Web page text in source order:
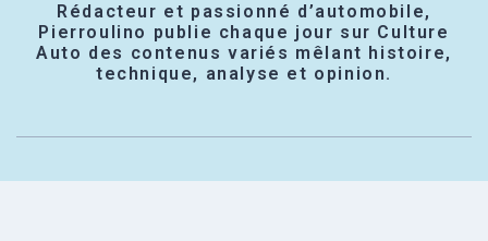
Rédacteur et passionné d’automobile,
Pierroulino publie chaque jour sur Culture
Auto des contenus variés mêlant histoire,
technique, analyse et opinion.